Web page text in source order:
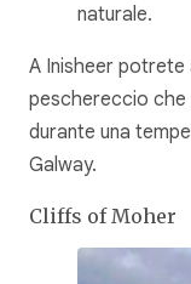
naturale.
A Inisheer potrete
peschereccio che
durante una
Galway.
Cliffs of Moher